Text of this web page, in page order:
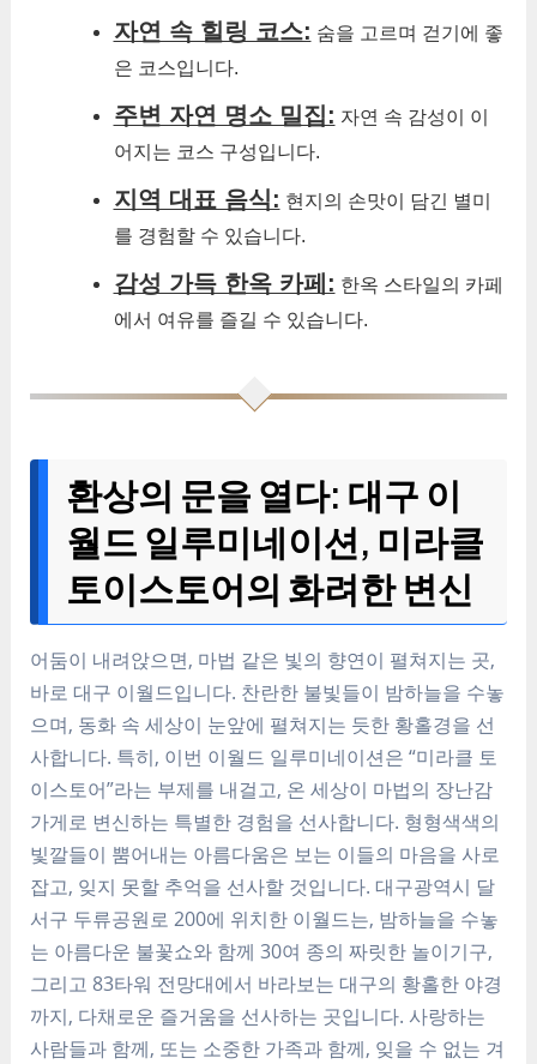
자연 속 힐링 코스: 숨을 고르며 걷기에 좋
은 코스입니다.
주변 자연 명소 밀집: 자연 속 감성이 이
어지는 코스 구성입니다.
지역 대표 음식: 현지의 손맛이 담긴 별미
를 경험할 수 있습니다.
감성 가득 한옥 카페: 한옥 스타일의 카페
에서 여유를 즐길 수 있습니다.
환상의 문을 열다: 대구 이
월드 일루미네이션, 미라클
토이스토어의 화려한 변신
어둠이 내려앉으면, 마법 같은 빛의 향연이 펼쳐지는 곳,
바로 대구 이월드입니다. 찬란한 불빛들이 밤하늘을 수놓
으며, 동화 속 세상이 눈앞에 펼쳐지는 듯한 황홀경을 선
사합니다. 특히, 이번 이월드 일루미네이션은 “미라클 토
이스토어”라는 부제를 내걸고, 온 세상이 마법의 장난감
가게로 변신하는 특별한 경험을 선사합니다. 형형색색의
빛깔들이 뿜어내는 아름다움은 보는 이들의 마음을 사로
잡고, 잊지 못할 추억을 선사할 것입니다. 대구광역시 달
서구 두류공원로 200에 위치한 이월드는, 밤하늘을 수놓
는 아름다운 불꽃쇼와 함께 30여 종의 짜릿한 놀이기구,
그리고 83타워 전망대에서 바라보는 대구의 황홀한 야경
까지, 다채로운 즐거움을 선사하는 곳입니다. 사랑하는
사람들과 함께, 또는 소중한 가족과 함께, 잊을 수 없는 겨